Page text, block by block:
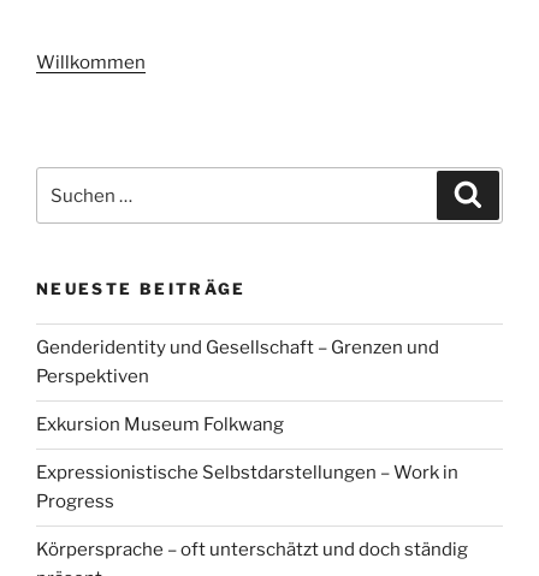
Willkommen
nach:
NEUESTE BEITRÄGE
Genderidentity und Gesellschaft – Grenzen und
Perspektiven
Exkursion Museum Folkwang
Expressionistische Selbstdarstellungen – Work in
Progress
Körpersprache – oft unterschätzt und doch ständig